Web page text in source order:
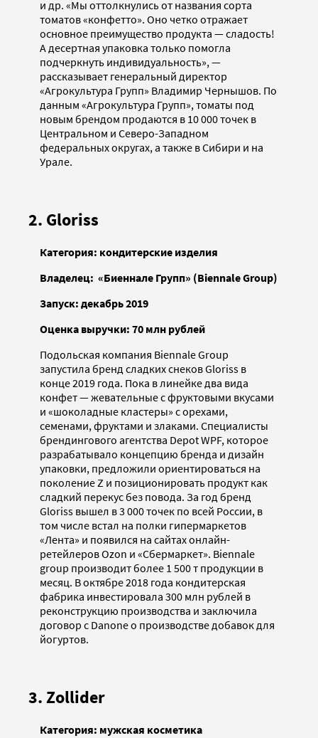
и др. «Мы оттолкнулись от названия сорта
томатов «конфетто». Оно четко отражает
основное преимущество продукта — сладость!
А десертная упаковка только помогла
подчеркнуть индивидуальность», —
рассказывает генеральный директор
«Агрокультура Групп» Владимир Чернышов. По
данным «Агрокультура Групп», томаты под
новым брендом продаются в 10 000 точек в
Центральном и Северо-Западном
федеральных округах, а также в Сибири и на
Урале.
2. Gloriss
Категория: кондитерские изделия
Владелец: «Биеннале Групп» (Biennale Group)
Запуск: декабрь 2019
Оценка выручки: 70 млн рублей
Подольская компания Biennale Group
запустила бренд сладких снеков Gloriss в
конце 2019 года. Пока в линейке два вида
конфет — жевательные с фруктовыми вкусами
и «шоколадные кластеры» с орехами,
семенами, фруктами и злаками. Специалисты
брендингового агентства Depot WPF, которое
разрабатывало концепцию бренда и дизайн
упаковки, предложили ориентироваться на
поколение Z и позиционировать продукт как
сладкий перекус без повода. За год бренд
Gloriss вышел в 3 000 точек по всей России, в
том числе встал на полки гипермаркетов
«Лента» и появился на сайтах онлайн-
ретейлеров Ozon и «Сбермаркет». Biennale
group производит более 1 500 т продукции в
месяц. В октябре 2018 года кондитерская
фабрика инвестировала 300 млн рублей в
реконструкцию производства и заключила
договор с Danone о производстве добавок для
йогуртов.
3. Zollider
Категория: мужская косметика